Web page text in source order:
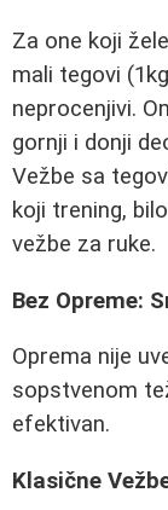
Za one koji
mali tegovi
neprocenjivi.
gornji i donji
Vežbe sa
koji trening,
vežbe za ruke.
Bez Opreme:
Oprema nije
sopstvenom
efektivan.
Klasične